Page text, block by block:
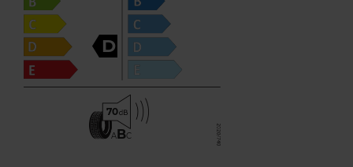
D
70
ABC